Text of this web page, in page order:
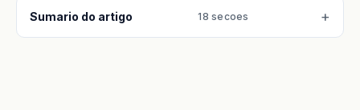
Sumario do artigo 18 secoes